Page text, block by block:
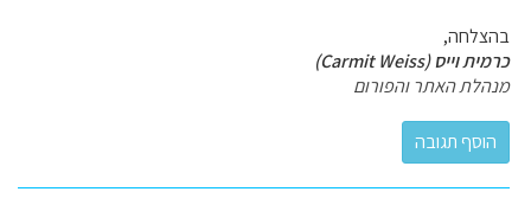
בהצלחה,
כרמית וייס (Carmit Weiss)
מנהלת האתר והפורום